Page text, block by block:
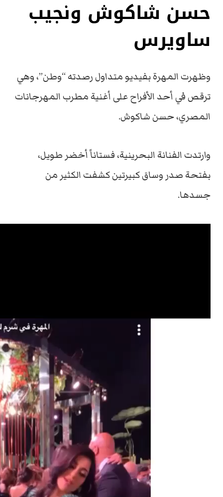
حسن شاكوش ونجيب
ساويرس
وظهرت المهرة بفيديو متداول رصدته “وطن”، وهي
ترقص في أحد الأفراح على أغنية مطرب المهرجانات
المصري، حسن شاكوش.
وارتدت الفنانة البحرينية، فستاناً أخضر طويل،
بفتحة صدر وساق كبيرتين كشفت الكثير من
جسدها.